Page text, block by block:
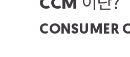
CCM
CONSUMER